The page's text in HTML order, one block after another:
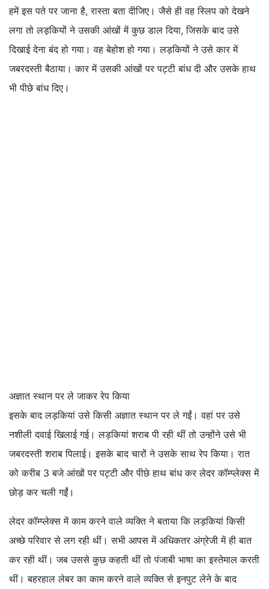
हमें इस पते पर जाना है, रास्ता बता दीजिए। जैसे ही वह स्लिप को देखने
लगा तो लड़कियों ने उसकी आंखों में कुछ डाल दिया, जिसके बाद उसे
दिखाई देना बंद हो गया। वह बेहोश हो गया। लड़कियों ने उसे कार में
जबरदस्ती बैठाया। कार में उसकी आंखों पर पट्टी बांध दी और उसके हाथ
भी पीछे बांध दिए।
अज्ञात स्थान पर ले जाकर रेप किया
इसके बाद लड़कियां उसे किसी अज्ञात स्थान पर ले गईं। वहां पर उसे
नशीली दवाई खिलाई गई। लड़कियां शराब पी रही थीं तो उन्होंने उसे भी
जबरदस्ती शराब पिलाई। इसके बाद चारों ने उसके साथ रेप किया। रात
को करीब 3 बजे आंखों पर पट्टी और पीछे हाथ बांध कर लेदर कॉम्प्लेक्स में
छोड़ कर चली गईंं।
लेदर कॉम्प्लेक्स में काम करने वाले व्यक्ति ने बताया कि लड़कियां किसी
अच्छे परिवार से लग रही थीं। सभी आपस में अधिकतर अंग्रेजी में ही बात
कर रही थीं। जब उससे कुछ कहती थीं तो पंजाबी भाषा का इस्तेमाल करती
थीं। बहरहाल लेबर का काम करने वाले व्यक्ति से इनपुट लेने के बाद